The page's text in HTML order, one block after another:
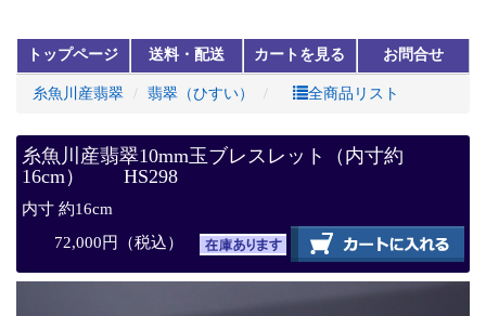
トップページ 送料・配送 カートを見る お問合せ
糸魚川産翡翠 翡翠（ひすい） 全商品リスト
糸魚川産翡翠10mm玉ブレスレット（内寸約
16cm） HS298
内寸 約16cm
72,000円（税込）